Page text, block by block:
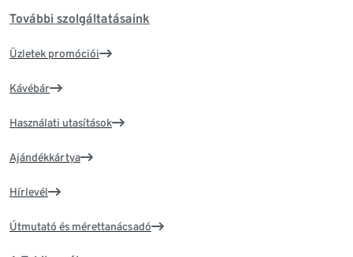
További szolgáltatásaink
Üzletek promóciói
Kávébár
Használati utasítások
Ajándékkártya
Hírlevél
Útmutató és mérettanácsadó